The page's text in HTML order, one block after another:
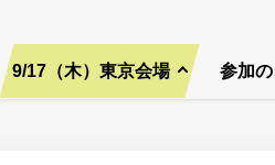
9/17（木）東京会場 参加